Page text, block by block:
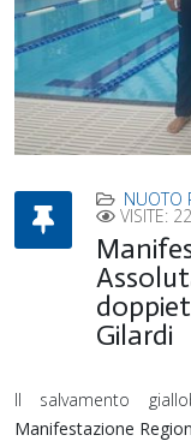
NUOTO
VISITE:
Gilardi
Il salvamento
Manifestazione